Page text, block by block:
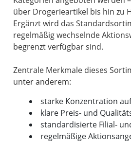
über Drogerieartikel bis hin zu
Ergänzt wird das
regelmäßig wechselnde
begrenzt verfügbar sind.
Zentrale Merkmale dieses
starke Konzentration
klare Preis- und
standardisierte Filial-
regelmäßige